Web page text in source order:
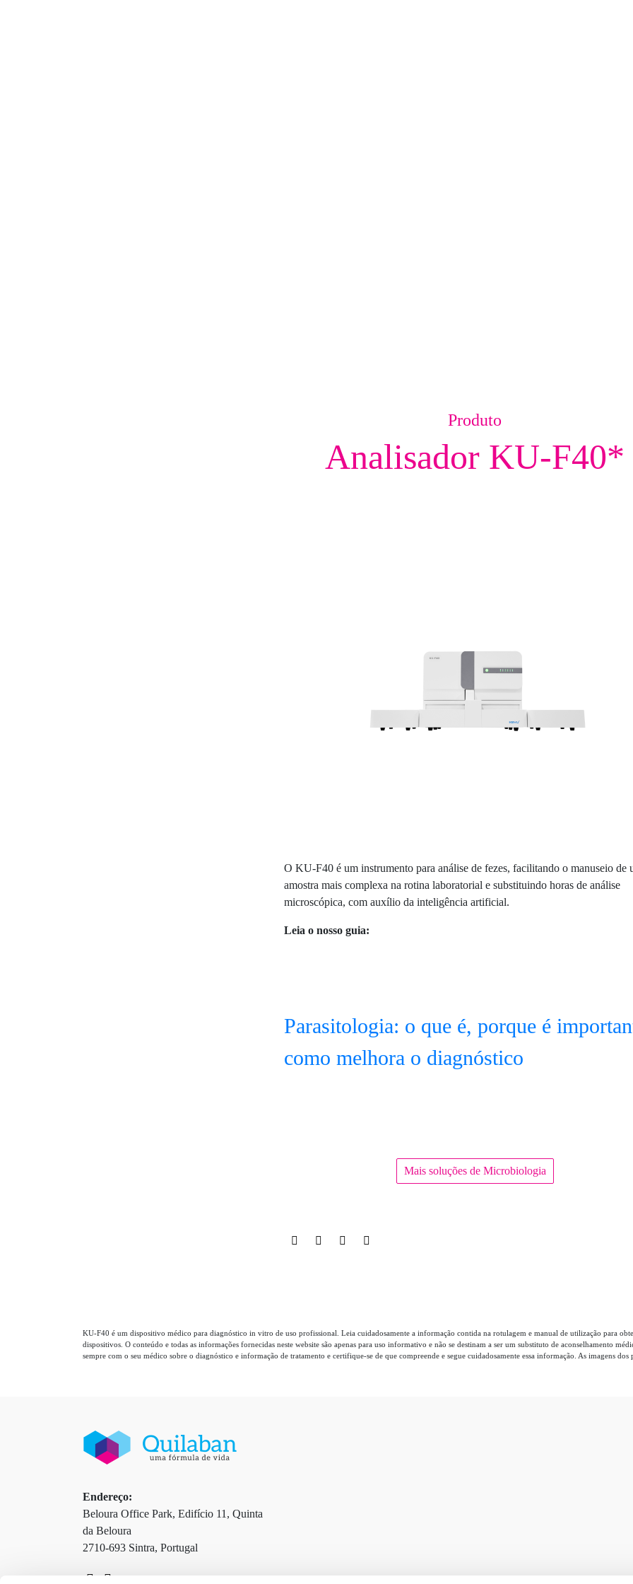
Produto
Analisador KU-F40*
O KU-F40 é um instrumento para análise de fezes, facilitando o manuseio de
amostra mais complexa na rotina laboratorial e substituindo horas de análise
microscópica, com auxílio da inteligência artificial.
Leia o nosso guia:
Parasitologia: o que é, porque é
como melhora o diagnóstico
Mais soluções de Microbiologia
KU-F40 é um dispositivo médico para diagnóstico in vitro de uso profissional. Leia cuidadosamente a informação contida na rotulagem e manual de utilização para
dispositivos. O conteúdo e todas as informações fornecidas neste website são apenas para uso informativo e não se destinam a ser um substituto de aconselhamento
sempre com o seu médico sobre o diagnóstico e informação de tratamento e certifique-se de que compreende e segue cuidadosamente essa informação. As imagens
Endereço:
Beloura Office Park, Edifício 11, Quinta
da Beloura
2710-693 Sintra, Portugal